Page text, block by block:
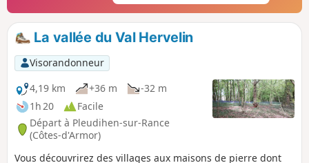
La vallée du Val Hervelin
Visorandonneur
4,19 km
+36 m
-32 m
1h 20
Facile
Départ à Pleudihen-sur-Rance
(Côtes-d'Armor)
Vous découvrirez des villages aux maisons de pierre dont